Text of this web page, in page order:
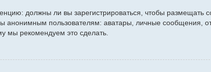
должны ли вы зарегистрироваться, чтобы размещать
анонимным пользователям: аватары, личные сообщения,
мы рекомендуем это сделать.